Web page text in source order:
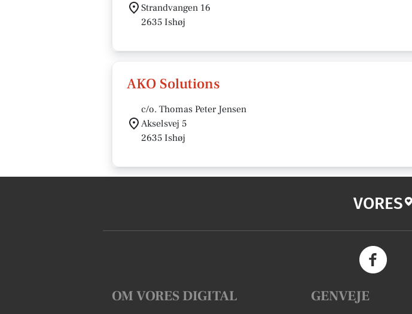
Strandvangen 16
2635 Ishøj
AKO Solutions
c/o. Thomas Peter Jensen
Akselsvej 5
2635 Ishøj
VORES
OM VORES DIGITAL GENVEJE